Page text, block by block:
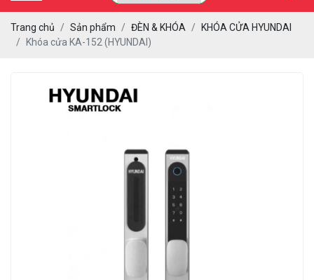
Trang chủ Sản phẩm ĐÈN & KHÓA
KHÓA CỬA HYUNDAI
Khóa cửa KA-152 (HYUNDAI)